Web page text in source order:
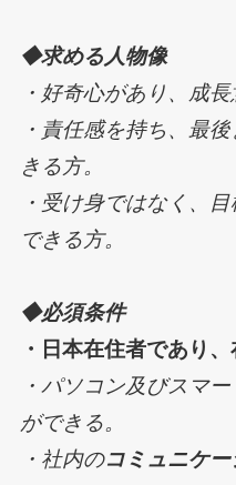
◆求める人物像
・好奇心があり、成長
・責任感を持ち、最
きる方。
・受け身ではなく、
できる方。
◆必須条件
・日本在住者であり
・パソコン及びスマ
ができる。
・社内のコミュニケ